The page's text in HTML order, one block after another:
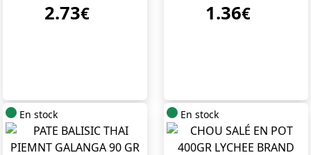
2.73€ 1.36€
En stock En stock